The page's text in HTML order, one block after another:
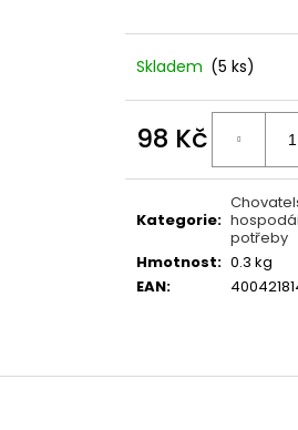
Skladem (5 ks)
98 Kč
cena:
Kategorie:
potřeby
Hmotnost: 0.3 kg
EAN:
ALTERVET HARMONY AKUT 60